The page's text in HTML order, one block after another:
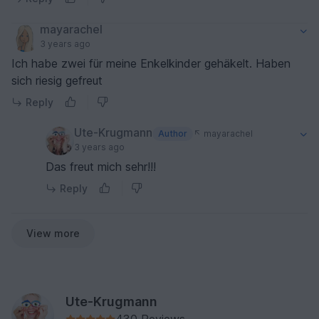
mayarachel
3 years ago
Ich habe zwei für meine Enkelkinder gehäkelt. Haben
sich riesig gefreut
Reply
Ute-Krugmann Author
mayarachel
3 years ago
Das freut mich sehr!!!
Reply
View more
Ute-Krugmann